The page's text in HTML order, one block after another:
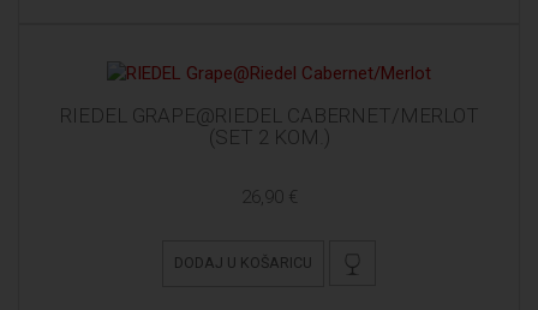
RIEDEL GRAPE@RIEDEL CABERNET/MERLOT
(SET 2 KOM.)
26,90 €
DODAJ U KOŠARICU